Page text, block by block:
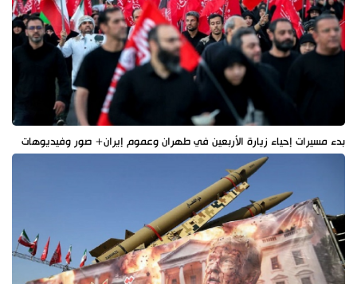
بدء مسيرات إحياء زيارة الأربعين في طهران وعموم إيران+ صور وفيديوهات